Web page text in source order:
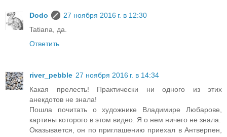
Dodo
27 ноября 2016 г. в 12:30
Tatiana, да.
Ответить
river_pebble 27 ноября 2016 г. в 14:34
Какая прелесть! Практически ни одного из этих
анекдотов не знала!
Пошла почитать о художнике Владимире Любарове,
картины которого в этом видео. Я о нем ничего не знала.
Оказывается, он по приглашению приехал в Антверпен,